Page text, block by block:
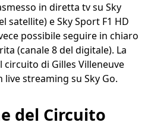
in diretta tv su Sky
satellite) e Sky Sport F1 HD
possibile seguire in chiaro
(canale 8 del digitale). La
circuito di Gilles Villeneuve
streaming su Sky Go.
del Circuito